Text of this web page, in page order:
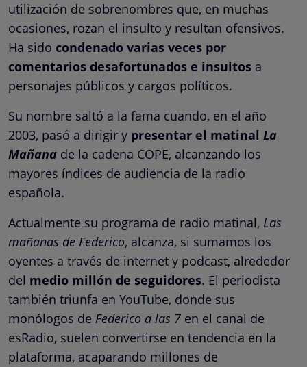
utilización de sobrenombres que, en muchas
ocasiones, rozan el insulto y resultan ofensivos.
Ha sido condenado varias veces por
comentarios desafortunados e insultos a
personajes públicos y cargos políticos.
Su nombre saltó a la fama cuando, en el año
2003, pasó a dirigir y presentar el matinal La
Mañana de la cadena COPE, alcanzando los
mayores índices de audiencia de la radio
española.
Actualmente su programa de radio matinal, Las
mañanas de Federico, alcanza, si sumamos los
oyentes a través de internet y podcast, alrededor
del medio millón de seguidores. El periodista
también triunfa en YouTube, donde sus
monólogos de Federico a las 7 en el canal de
esRadio, suelen convertirse en tendencia en la
plataforma, acaparando millones de